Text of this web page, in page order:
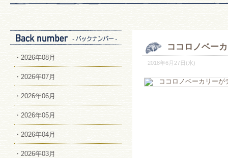
ココロノベー
2018年6月27日(水)
・2026年08月
・2026年07月
・2026年06月
・2026年05月
・2026年04月
・2026年03月